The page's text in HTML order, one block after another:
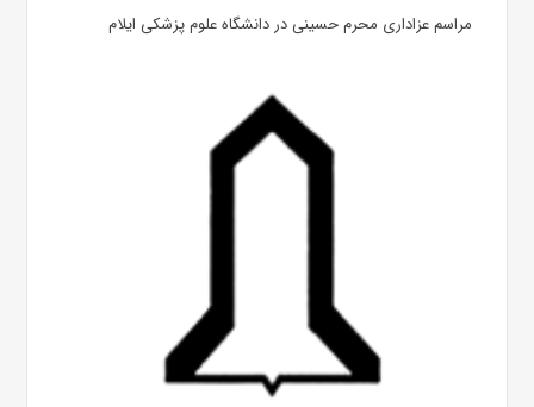
مراسم عزاداری محرم حسینی در دانشگاه علوم پزشکی ایلام